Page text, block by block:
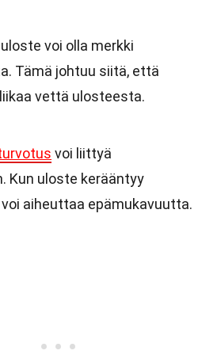
voi olla merkki
Tämä johtuu siitä, että
vettä ulosteesta.
voi liittyä
Kun uloste kerääntyy
aiheuttaa epämukavuutta.